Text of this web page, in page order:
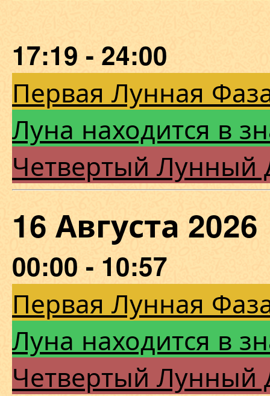
17:19 - 24:00
Первая Лунная
Луна находится в
Четвертый Лунный
16 Августа
00:00 - 10:57
Первая Лунная
Луна находится в
Четвертый Лунный